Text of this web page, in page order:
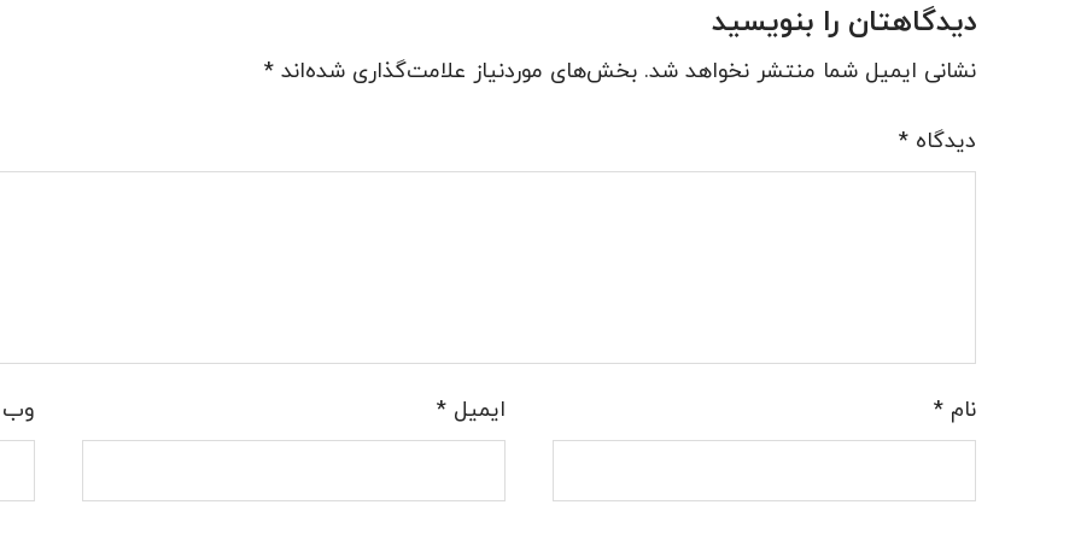
دیدگاهتان را بنویسید
نشانی ایمیل شما منتشر نخواهد شد. بخش‌های موردنیاز علامت‌گذاری شده‌اند *
دیدگاه *
نام * ایمیل * وب‌